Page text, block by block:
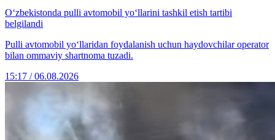
O‘zbekistonda pulli avtomobil yo‘llarini tashkil etish tartibi
belgilandi
Pulli avtomobil yo‘llaridan foydalanish uchun haydovchilar operator
bilan ommaviy shartnoma tuzadi.
15:17 / 06.08.2026